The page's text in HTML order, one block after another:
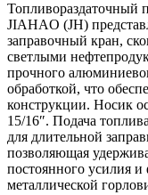
Топливораздаточный
JIAHAO (JH)
заправочный кран,
светлыми
прочного
обработкой, что
конструкции. Носик
15/16″. Подача
для длительной
позволяющая
постоянного усилия и
металлической